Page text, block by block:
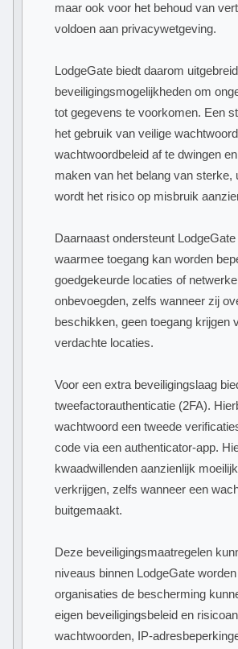
maar ook voor het behoud van
voldoen aan privacywetgeving.
LodgeGate biedt daarom
beveiligingsmogelijkheden om
tot gegevens te voorkomen. Een
het gebruik van veilige
wachtwoordbeleid af te dwingen
maken van het belang van sterke,
wordt het risico op misbruik
Daarnaast ondersteunt
waarmee toegang kan worden
goedgekeurde locaties of
onbevoegden, zelfs wanneer zij
beschikken, geen toegang krijgen
verdachte locaties.
Voor een extra beveiligingslaag
tweefactorauthenticatie (2FA).
wachtwoord een tweede
code via een authenticator-app.
kwaadwillenden aanzienlijk
verkrijgen, zelfs wanneer een
buitgemaakt.
Deze beveiligingsmaatregelen
niveaus binnen LodgeGate
organisaties de bescherming
eigen beveiligingsbeleid en
wachtwoorden, IP-